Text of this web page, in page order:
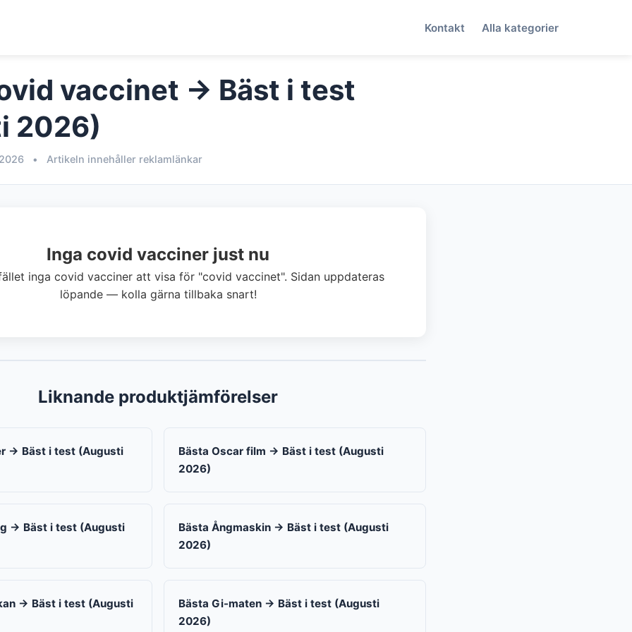
Kontakt Alla kategorier
vaccinet → Bäst i test
2026)
• Artikeln innehåller reklamlänkar
Inga covid vacciner just nu
inga covid vacciner att visa för "covid vaccinet". Sidan uppdateras
löpande — kolla gärna tillbaka snart!
Liknande produktjämförelser
→ Bäst i test (Augusti
Bästa Oscar film → Bäst i test (Augusti
2026)
→ Bäst i test (Augusti
Bästa Ångmaskin → Bäst i test (Augusti
2026)
→ Bäst i test (Augusti
Bästa Gi-maten → Bäst i test (Augusti
2026)